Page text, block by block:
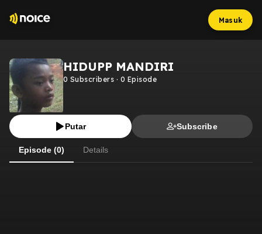
Masuk
HIDUPP MANDIRI
0 Subscribers · 0 Episode
Putar Subscribe
Episode (0) Details